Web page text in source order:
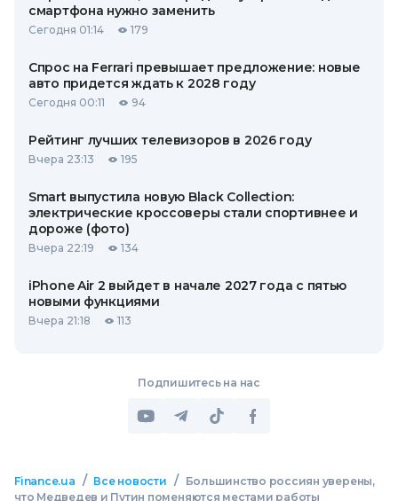
смартфона нужно заменить
Сегодня 01:14 179
Спрос на Ferrari превышает предложение: новые
авто придется ждать к 2028 году
Сегодня 00:11 94
Рейтинг лучших телевизоров в 2026 году
Вчера 23:13 195
Smart выпустила новую Black Collection:
электрические кроссоверы стали спортивнее и
дороже (фото)
Вчера 22:19 134
iPhone Air 2 выйдет в начале 2027 года с пятью
новыми функциями
Вчера 21:18 113
Подпишитесь на нас
Finance.ua / Все новости /
Большинство россиян уверены,
что Медведев и Путин поменяются местами работы